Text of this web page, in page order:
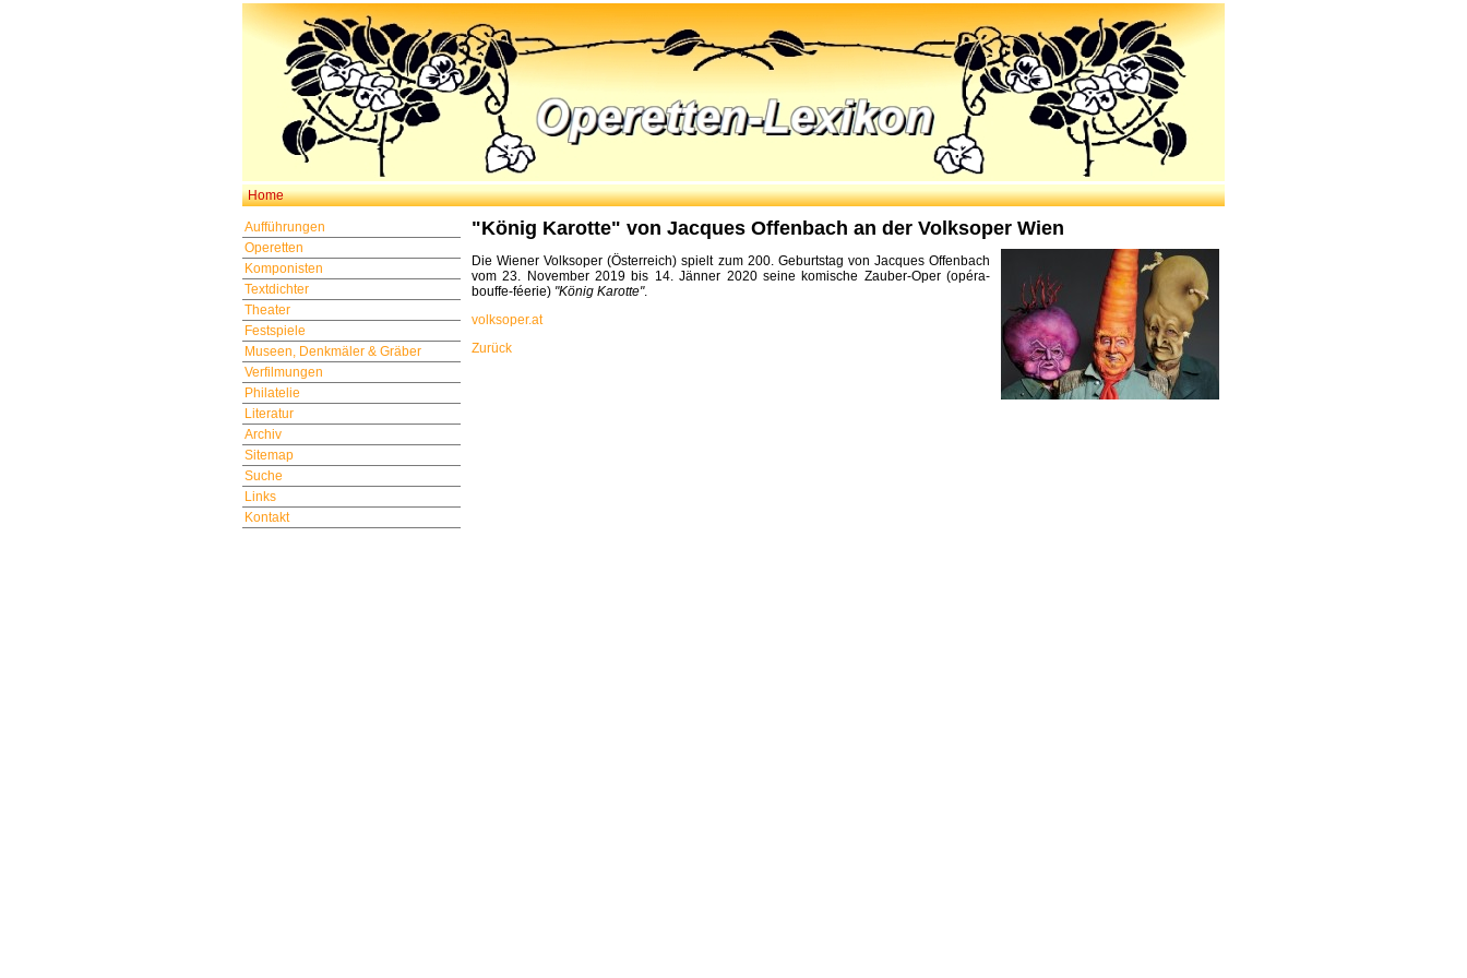
Home
Aufführungen
Operetten
Komponisten
Textdichter
Theater
Festspiele
Museen, Denkmäler & Gräber
Verfilmungen
Philatelie
Literatur
Archiv
Sitemap
Suche
Links
Kontakt
"König Karotte" von Jacques Offenbach an der Volksoper Wien
Die Wiener Volksoper (Österreich) spielt zum 200. Geburtstag von Jacques Offenbach
vom 23. November 2019 bis 14. Jänner 2020 seine komische Zauber-Oper (opéra-
bouffe-féerie) "König Karotte".
volksoper.at
Zurück